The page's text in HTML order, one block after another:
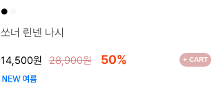
●
쏘너 린넨 나시
14,500원 28,900원 50% + CART